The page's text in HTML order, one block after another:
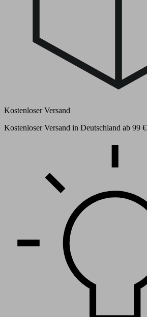
Kostenloser Versand
Kostenloser Versand in Deutschland ab 99 €